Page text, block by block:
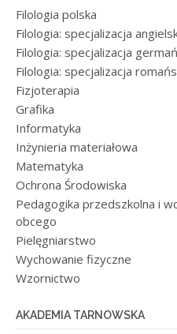
Filologia polska
Filologia: specjalizacja
Filologia: specjalizacja
Filologia: specjalizacja
Fizjoterapia
Grafika
Informatyka
Inżynieria materiałowa
Matematyka
Ochrona Środowiska
Pedagogika przedszkolna i
obcego
Pielęgniarstwo
Wychowanie fizyczne
Wzornictwo
AKADEMIA TARNOWSKA